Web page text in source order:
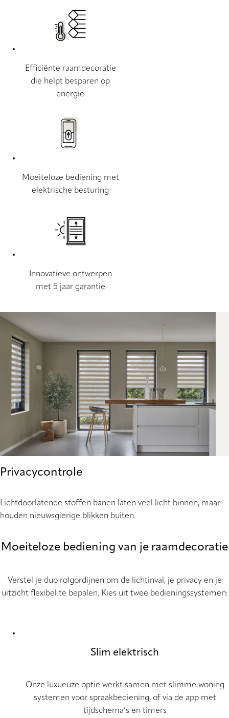
Efficiënte raamdecoratie
die helpt besparen op
energie
Moeiteloze bediening met
elektrische besturing
Innovatieve ontwerpen
met 5 jaar garantie
Privacycontrole
Lichtdoorlatende stoffen banen laten veel licht binnen, maar
houden nieuwsgierige blikken buiten.
Moeiteloze bediening van je raamdecoratie
Verstel je duo rolgordijnen om de lichtinval, je privacy en je
uitzicht flexibel te bepalen. Kies uit twee bedieningssystemen:
Slim elektrisch
Onze luxueuze optie werkt samen met slimme woning
systemen voor spraakbediening, of via de app met
tijdschema’s en timers